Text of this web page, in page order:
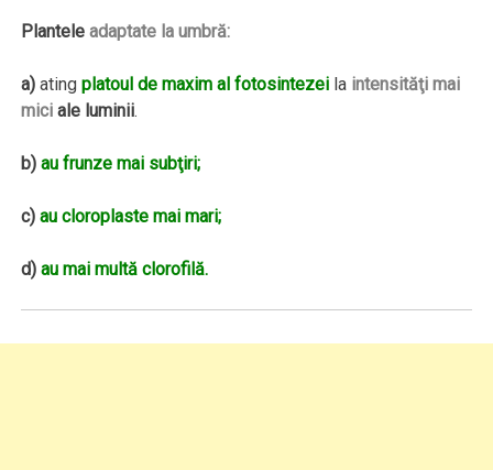
Planteleadaptate la umbră:
a) atingplatoul de maxim al fotosintezei la intensităţi mai
mici ale luminii.
b) au frunze mai subţiri;
c) au cloroplaste mai mari;
d) au mai multă clorofilă.